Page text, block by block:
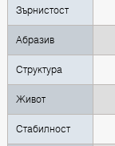
Зърнистост
Абразив
Структура
Живот
Стабилност